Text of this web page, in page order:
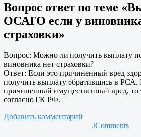
Вопрос ответ по теме
ОСАГО если у
страховки»
Вопрос: Можно ли получить выплату
виновника нет страховки?
Ответ: Если это причиненный вред
получить выплату обратившись в РСА.
причиненный имущественный вред, то
согласно ГК РФ.
Добавить комментарий
JComments